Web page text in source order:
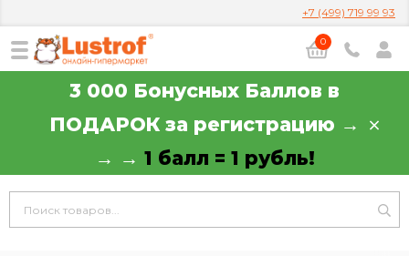
+7 (499) 719 99 93
0
3 000 Бонусных Баллов в
ПОДАРОК за регистрацию →
→ → 1 балл = 1 рубль!